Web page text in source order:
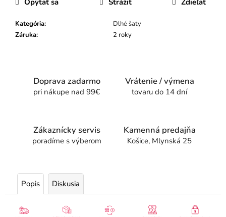
Kategória:
Dlhé šaty
Záruka: 2 roky
Doprava zadarmo
pri nákupe nad 99€
Vrátenie / výmena
tovaru do 14 dní
Zákaznícky servis
poradíme s výberom
Kamenná predajňa
Košice, Mlynská 25
Popis Diskusia